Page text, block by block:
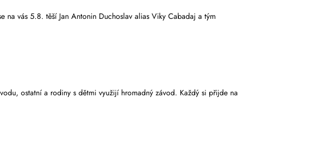
na vás 5.8. těší Jan Antonin Duchoslav alias Viky Cabadaj a tým
ostatní a rodiny s dětmi využijí hromadný závod. Každý si přijde na